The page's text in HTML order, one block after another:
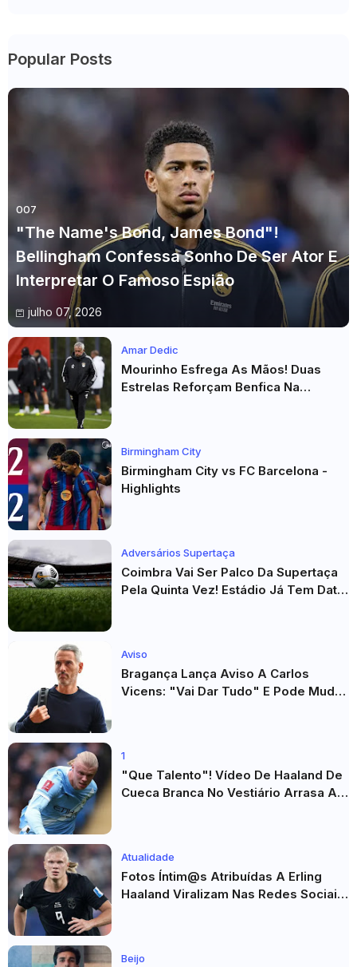
Popular Posts
007
"The Name's Bond, James Bond"!
Bellingham Confessa Sonho De Ser Ator E
Interpretar O Famoso Espião
julho 07, 2026
Amar Dedic
Mourinho Esfrega As Mãos! Duas
Estrelas Reforçam Benfica Na
Birmingham City
Birmingham City vs FC Barcelona -
Highlights
Adversários Supertaça
Coimbra Vai Ser Palco Da Supertaça
Pela Quinta Vez! Estádio Já Tem Data
Aviso
Bragança Lança Aviso A Carlos
Vicens: "Vai Dar Tudo" E Pode Mudar
1
"Que Talento"! Vídeo De Haaland De
Cueca Branca No Vestiário Arrasa A
Atualidade
Fotos Íntim@s Atribuídas A Erling
Haaland Viralizam Nas Redes Sociais
Beijo